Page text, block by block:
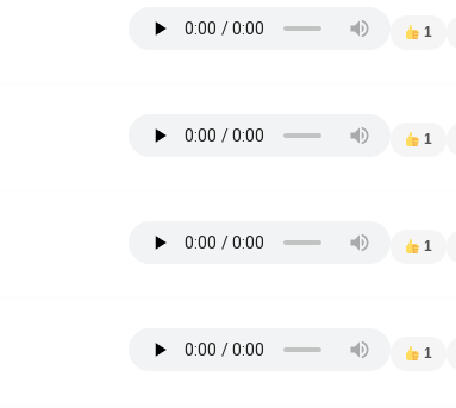
1
1
1
1